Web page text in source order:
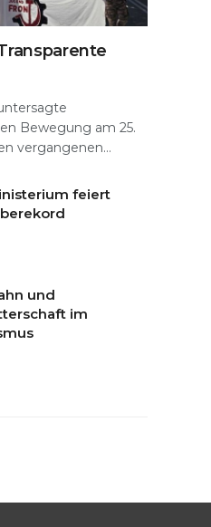
Bewegung am 25.
vergangenen...
feiert
und
im